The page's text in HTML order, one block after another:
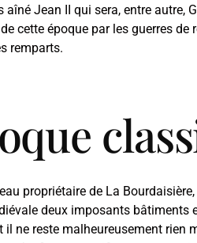
Jean II qui sera, entre autre,
cette époque par les guerres
remparts.
propriétaire de La
deux imposants bâtiments
ne reste malheureusement rien